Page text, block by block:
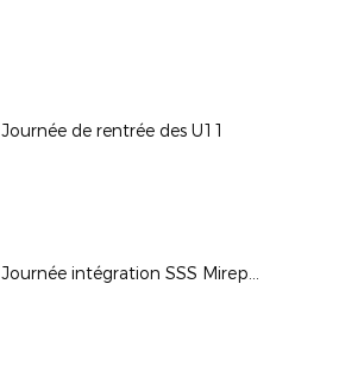
Journée de rentrée des U11
Journée intégration SSS Mirepoix